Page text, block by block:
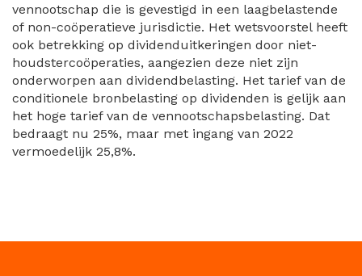
vennootschap die is gevestigd in een laagbelastende
of non-coöperatieve jurisdictie. Het wetsvoorstel heeft
ook betrekking op dividenduitkeringen door niet-
houdstercoöperaties, aangezien deze niet zijn
onderworpen aan dividendbelasting. Het tarief van de
conditionele bronbelasting op dividenden is gelijk aan
het hoge tarief van de vennootschapsbelasting. Dat
bedraagt nu 25%, maar met ingang van 2022
vermoedelijk 25,8%.